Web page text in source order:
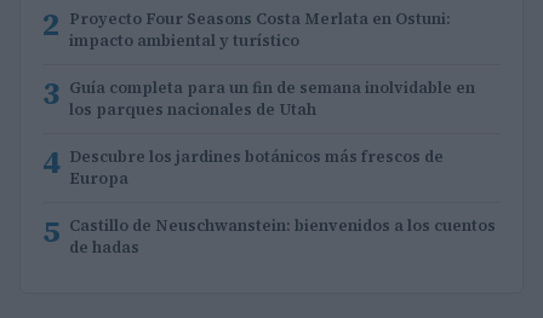
2 Proyecto Four Seasons Costa Merlata en Ostuni:
impacto ambiental y turístico
3 Guía completa para un fin de semana inolvidable en
los parques nacionales de Utah
4 Descubre los jardines botánicos más frescos de
Europa
5 Castillo de Neuschwanstein: bienvenidos a los cuentos
de hadas